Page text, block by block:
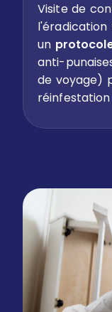
Visite de
l'éradication
un
anti-
de voyage)